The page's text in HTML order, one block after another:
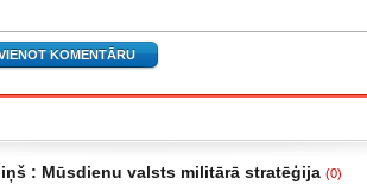
: Mūsdienu valsts militārā stratēģija (0)